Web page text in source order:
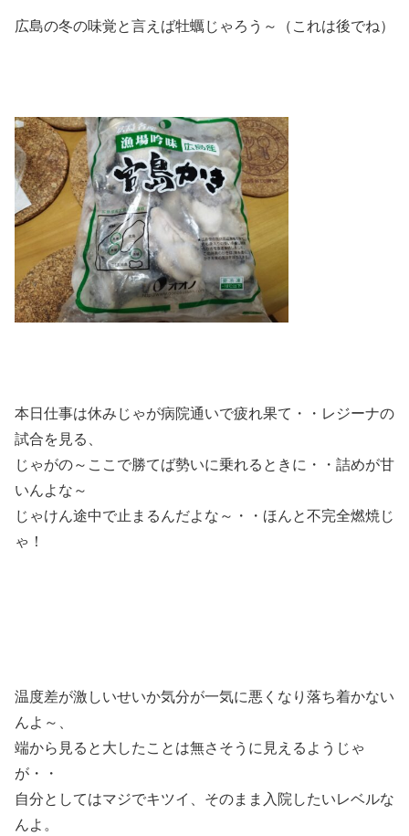
広島の冬の味覚と言えば牡蠣じゃろう～（これは後でね）
本日仕事は休みじゃが病院通いで疲れ果て・・レジーナの
試合を見る、
じゃがの～ここで勝てば勢いに乗れるときに・・詰めが甘
いんよな～
じゃけん途中で止まるんだよな～・・ほんと不完全燃焼じ
ゃ！
温度差が激しいせいか気分が一気に悪くなり落ち着かない
んよ～、
端から見ると大したことは無さそうに見えるようじゃ
が・・
自分としてはマジでキツイ、そのまま入院したいレベルな
んよ。